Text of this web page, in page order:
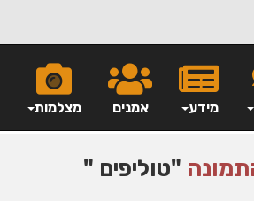
מצלמות אמנים מידע
"טוליפים "